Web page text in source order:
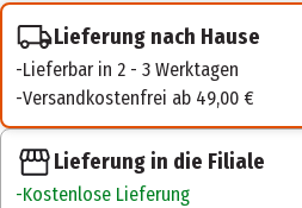
Lieferung nach Hause
Lieferbar in 2 - 3 Werktagen
Versandkostenfrei ab 49,00 €
Lieferung in die Filiale
Kostenlose Lieferung